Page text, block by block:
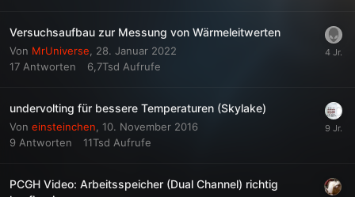
Versuchsaufbau zur Messung von Wärmeleitwerten
Von MrUniverse
28. Januar 2022
17 Antworten 6,7Tsd Aufrufe
undervolting für bessere Temperaturen (Skylake)
Von einsteinchen 10. November 2016
9 Antworten 11Tsd Aufrufe
PCGH Video: Arbeitsspeicher (Dual Channel) richtig